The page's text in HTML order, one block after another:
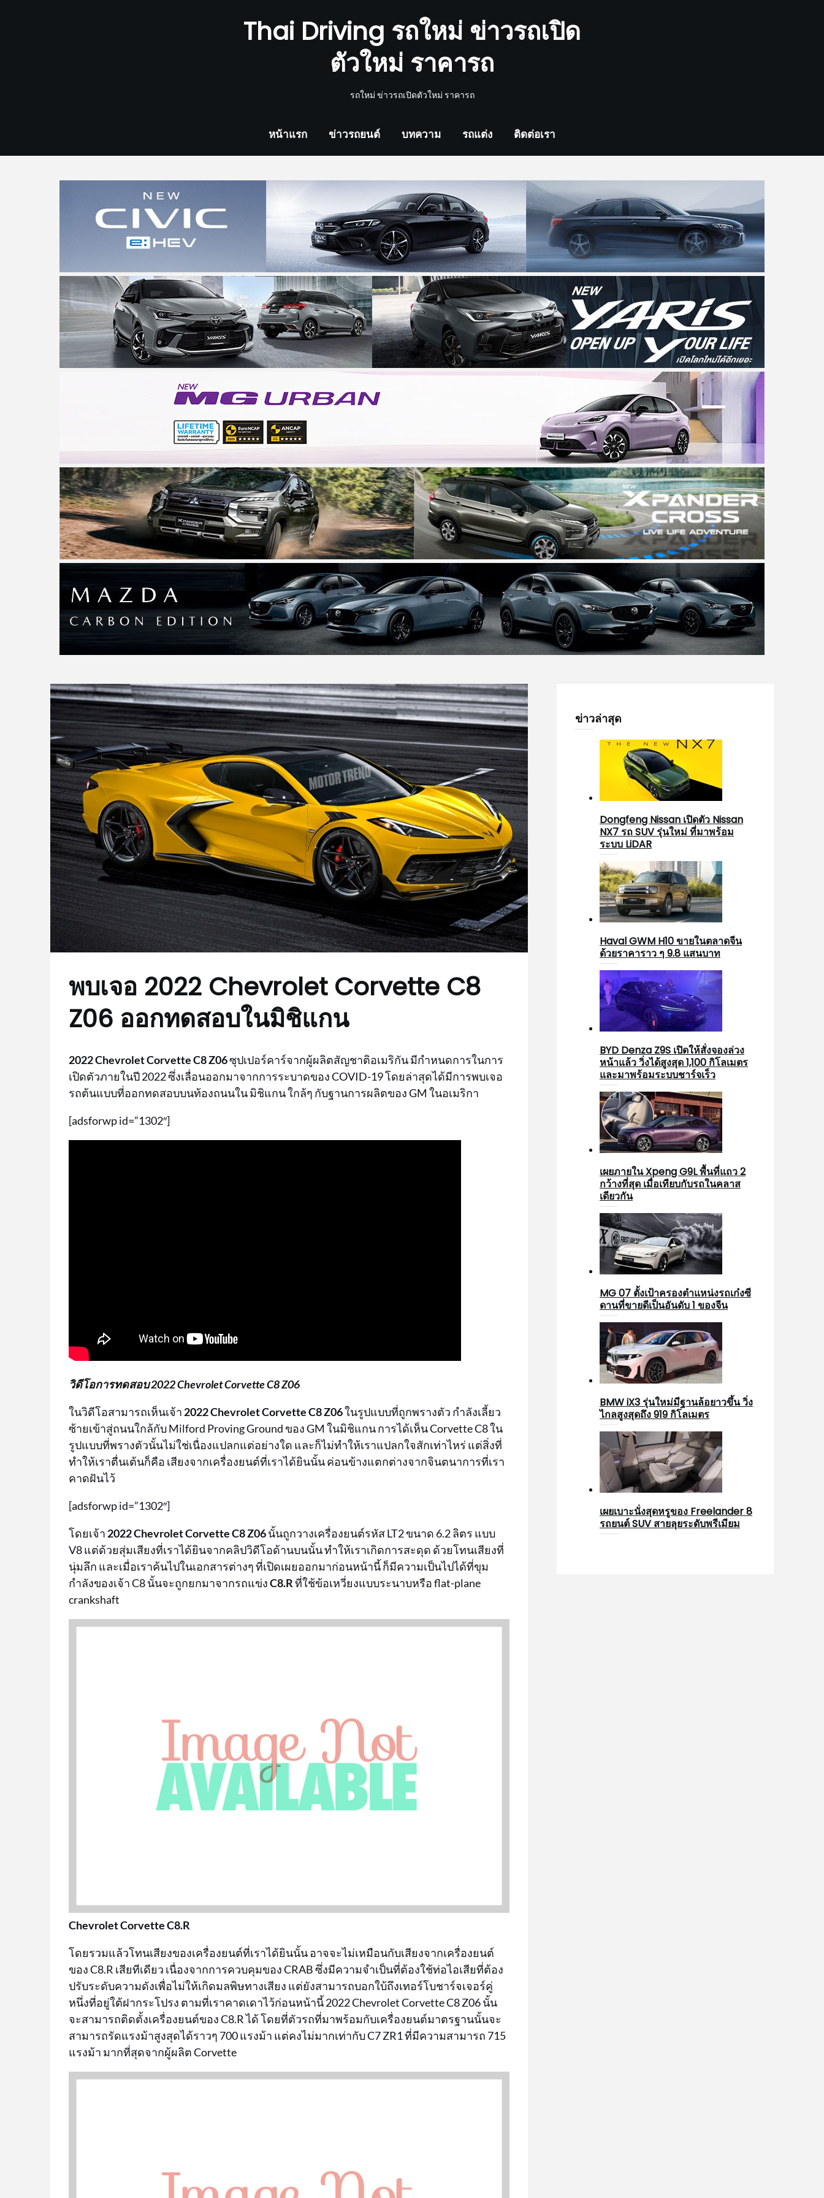
Thai Driving รถใหม่ ข่าวรถเปิด
ตัวใหม่ ราคารถ
รถใหม่ ข่าวรถเปิดตัวใหม่ ราคารถ
หน้าแรก ข่าวรถยนต์ บทความ รถแต่ง ติดต่อเรา
พบเจอ 2022 Chevrolet Corvette C8
Z06 ออกทดสอบในมิชิแกน
2022 Chevrolet Corvette C8 Z06ซุปเปอร์คาร์จากผู้ผลิตสัญชาติอเมริกัน มีกำหนดการในการ
เปิดตัวภายในปี 2022 ซึ่งเลื่อนออกมาจากการระบาดของ COVID-19 โดยล่าสุดได้มีการพบเจอ
รถต้นแบบที่ออกทดสอบบนท้องถนนใน มิชิแกน ใกล้ๆ กับฐานการผลิตของ GM ในอเมริกา
[adsforwp id=”1302″]
วิดีโอการทดสอบ 2022 Chevrolet Corvette C8 Z06
ในวิดีโอสามารถเห็นเจ้า 2022 Chevrolet Corvette C8 Z06ในรูปแบบที่ถูกพรางตัว กำลังเลี้ยว
ซ้ายเข้าสู่ถนนใกล้กับ Milford Proving Ground ของ GM ในมิชิแกน การได้เห็น Corvette C8 ใน
รูปแบบที่พรางตัวนั้นไม่ใช่เนื่องแปลกแต่อย่างใด และก็ไม่ทำให้เราแปลกใจสักเท่าไหร่ แต่สิ่งที่
ทำให้เราตื่นเต้นก็คือ เสียงจากเครื่องยนต์ที่เราได้ยินนั้น ค่อนข้างแตกต่างจากจินตนาการที่เรา
คาดฝันไว้
[adsforwp id=”1302″]
โดยเจ้า 2022 Chevrolet Corvette C8 Z06นั้นถูกวางเครื่องยนต์รหัส LT2 ขนาด 6.2 ลิตร แบบ
V8 แต่ด้วยสุ่มเสียงที่เราได้ยินจากคลิปวิดีโอด้านบนนั้น ทำให้เราเกิดการสะดุด ด้วยโทนเสียงที่
นุ่มลึก และเมื่อเราค้นไปในเอกสารต่างๆ ที่เปิดเผยออกมาก่อนหน้านี้ ก็มีความเป็นไปได้ที่ขุม
กำลังของเจ้า C8 นั้นจะถูกยกมาจากรถแข่งC8.Rที่ใช้ข้อเหวี่ยงแบบระนาบหรือ flat-plane
crankshaft
Chevrolet Corvette C8.R
โดยรวมแล้วโทนเสียงของเครื่องยนต์ที่เราได้ยินนั้น อาจจะไม่เหมือนกับเสียงจากเครื่องยนต์
ของ C8.R เสียทีเดียว เนื่องจากการควบคุมของ CRAB ซึ่งมีความจำเป็นที่ต้องใช้ท่อไอเสียที่ต้อง
ปรับระดับความดังเพื่อไม่ให้เกิดมลพิษทางเสียง แต่ยังสามารถบอกใบ้ถึงเทอร์โบชาร์จเจอร์คู่
หนึ่งที่อยู่ใต้ฝากระโปรง ตามที่เราคาดเดาไว้ก่อนหน้านี้ 2022 Chevrolet Corvette C8 Z06 นั้น
จะสามารถติดตั้งเครื่องยนต์ของ C8.R ได้ โดยที่ตัวรถที่มาพร้อมกับเครื่องยนต์มาตรฐานนั้นจะ
สามารถรัดแรงม้าสูงสุดได้ราวๆ 700 แรงม้า แต่คงไม่มากเท่ากับ C7 ZR1 ที่มีความสามารถ 715
แรงม้า มากที่สุดจากผู้ผลิต Corvette
ข่าวล่าสุด
Dongfeng Nissan เปิดตัว Nissan
NX7 รถ SUV รุ่นใหม่ ที่มาพร้อม
ระบบ LiDAR
Haval GWM H10 ขายในตลาดจีน
ด้วยราคาราว ๆ 9.8 แสนบาท
BYD Denza Z9S เปิดให้สั่งจองล่วง
หน้าแล้ว วิ่งได้สูงสุด 1,100 กิโลเมตร
และมาพร้อมระบบชาร์จเร็ว
เผยภายใน Xpeng G9L พื้นที่แถว 2
กว้างที่สุด เมื่อเทียบกับรถในคลาส
เดียวกัน
MG 07 ตั้งเป้าครองตำแหน่งรถเก๋งซี
ดานที่ขายดีเป็นอันดับ 1 ของจีน
BMW iX3 รุ่นใหม่มีฐานล้อยาวขึ้น วิ่ง
ไกลสูงสุดถึง 919 กิโลเมตร
เผยเบาะนั่งสุดหรูของ Freelander 8
รถยนต์ SUV สายลุยระดับพรีเมียม